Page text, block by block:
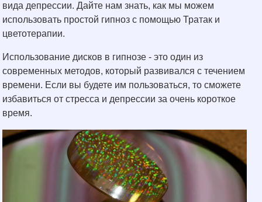
вида депрессии. Дайте нам знать, как мы можем
использовать простой гипноз с помощью Тратак и
цветотерапии.
Использование дисков в гипнозе - это один из
современных методов, который развивался с течением
времени. Если вы будете им пользоваться, то сможете
избавиться от стресса и депрессии за очень короткое
время.